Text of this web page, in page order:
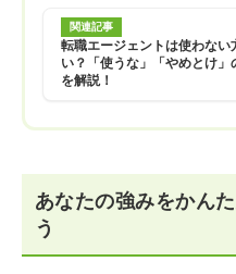
関連記事
転職エージェントは使わない
い？「使うな」「やめとけ」
を解説！
あなたの強みをかん
う